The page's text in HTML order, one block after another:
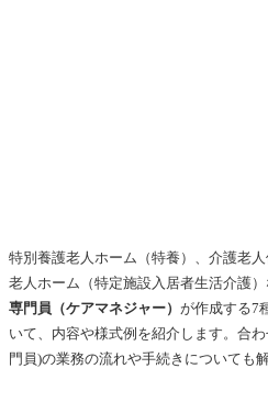
特別養護老人ホーム（特養）、介護老
老人ホーム（特定施設入居者生活介護）
専門員（ケアマネジャー） が作成する7
いて、内容や様式例を紹介します。合
門員)の業務の流れや手続きについても解